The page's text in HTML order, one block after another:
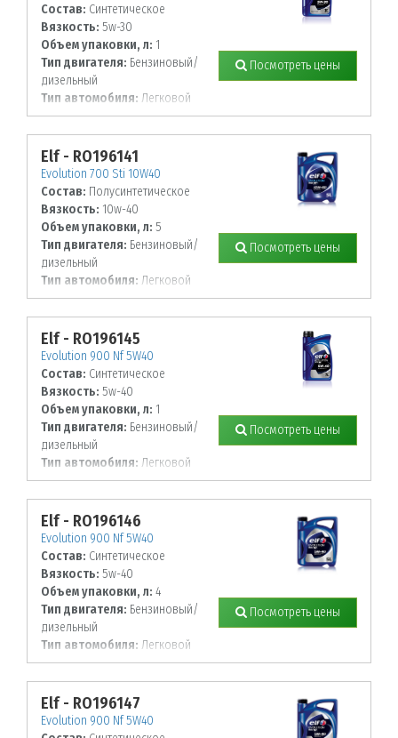
Состав: Синтетическое
Вязкость: 5w-30
Объем упаковки, л: 1
Тип двигателя: Бензиновый/
дизельный
Тип автомобиля: Легковой
Посмотреть цены
Elf - RO196141
Evolution 700 Sti 10W40
Состав: Полусинтетическое
Вязкость: 10w-40
Объем упаковки, л: 5
Тип двигателя: Бензиновый/
дизельный
Тип автомобиля: Легковой
Посмотреть цены
Elf - RO196145
Evolution 900 Nf 5W40
Состав: Синтетическое
Вязкость: 5w-40
Объем упаковки, л: 1
Тип двигателя: Бензиновый/
дизельный
Тип автомобиля: Легковой
Посмотреть цены
Elf - RO196146
Evolution 900 Nf 5W40
Состав: Синтетическое
Вязкость: 5w-40
Объем упаковки, л: 4
Тип двигателя: Бензиновый/
дизельный
Тип автомобиля: Легковой
Посмотреть цены
Elf - RO196147
Evolution 900 Nf 5W40